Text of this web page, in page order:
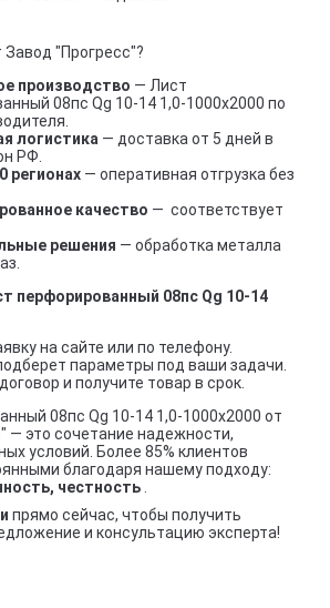
"Прогресс"?
производство — Лист
08пс Qg 10-14 1,0-1000х2000 по
логистика — доставка от 5 дней в
РФ.
регионах — оперативная отгрузка без
качество — соответствует
решения — обработка металла
перфорированный 08пс Qg 10-14
на сайте или по телефону.
параметры под ваши задачи.
и получите товар в срок.
08пс Qg 10-14 1,0-1000х2000 от
— это сочетание надежности,
условий. Более 85% клиентов
благодаря нашему подходу:
честность
прямо сейчас, чтобы получить
и консультацию эксперта!